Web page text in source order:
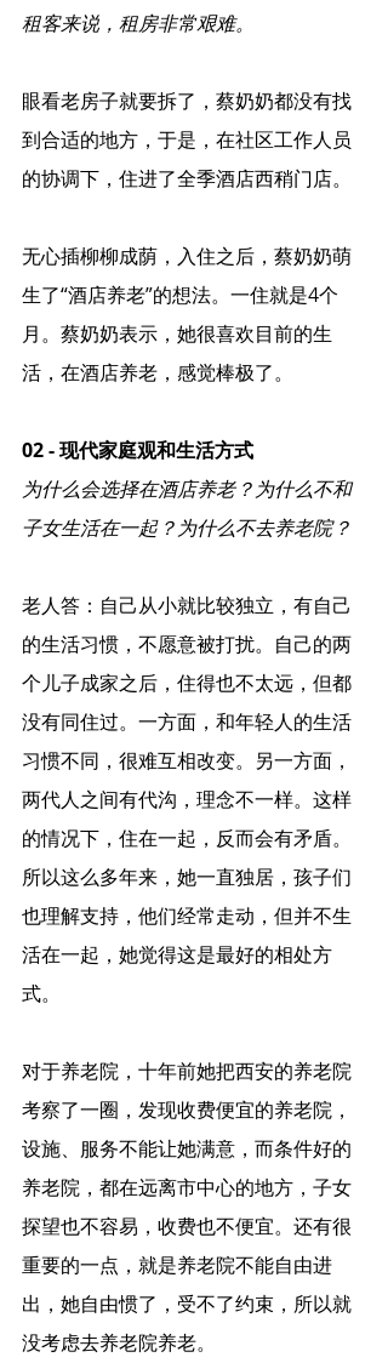
租客来说，租房非常艰难。
眼看老房子就要拆了，蔡奶奶都没有找
到合适的地方，于是，在社区工作人员
的协调下，住进了全季酒店西稍门店。
无心插柳柳成荫，入住之后，蔡奶奶萌
生了“酒店养老”的想法。一住就是4个
月。蔡奶奶表示，她很喜欢目前的生
活，在酒店养老，感觉棒极了。
02 - 现代家庭观和生活方式
为什么会选择在酒店养老？为什么不和
子女生活在一起？为什么不去养老院？
老人答：自己从小就比较独立，有自己
的生活习惯，不愿意被打扰。自己的两
个儿子成家之后，住得也不太远，但都
没有同住过。一方面，和年轻人的生活
习惯不同，很难互相改变。另一方面，
两代人之间有代沟，理念不一样。这样
的情况下，住在一起，反而会有矛盾。
所以这么多年来，她一直独居，孩子们
也理解支持，他们经常走动，但并不生
活在一起，她觉得这是最好的相处方
式。
对于养老院，十年前她把西安的养老院
考察了一圈，发现收费便宜的养老院，
设施、服务不能让她满意，而条件好的
养老院，都在远离市中心的地方，子女
探望也不容易，收费也不便宜。还有很
重要的一点，就是养老院不能自由进
出，她自由惯了，受不了约束，所以就
没考虑去养老院养老。